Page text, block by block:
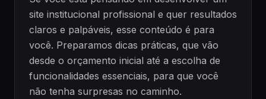
site institucional profissional e quer resultados
claros e palpáveis, esse conteúdo é para
você. Preparamos dicas práticas, que vão
desde o orçamento inicial até a escolha de
funcionalidades essenciais, para que você
não tenha surpresas no caminho.